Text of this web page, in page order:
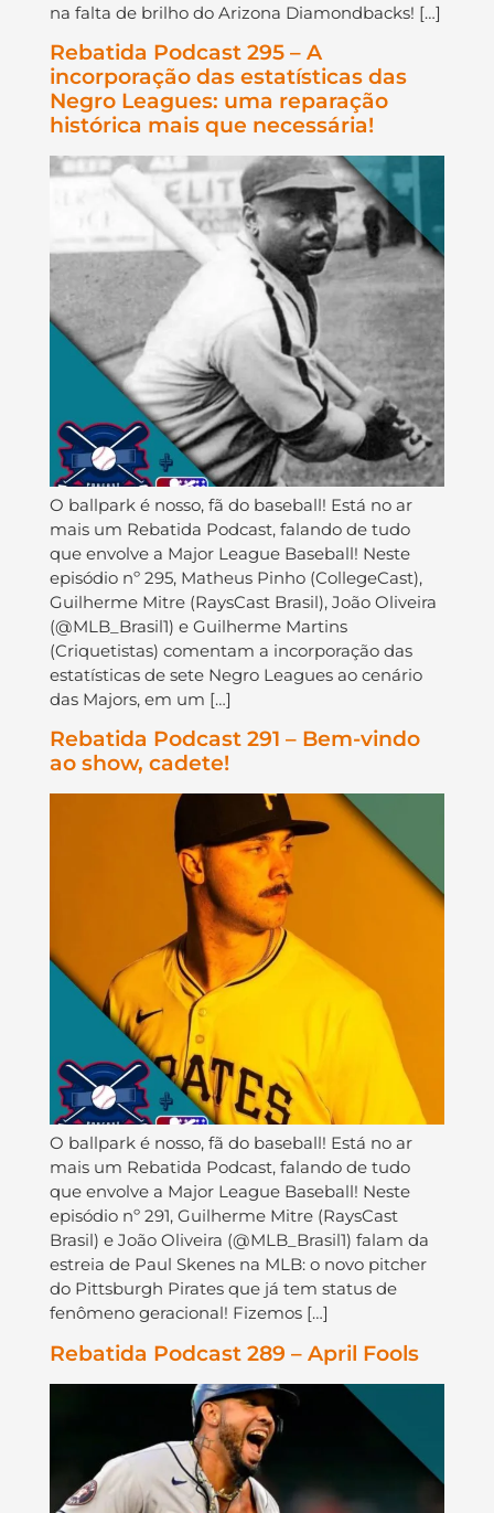
na falta de brilho do Arizona Diamondbacks! […]
Rebatida Podcast 295 – A
incorporação das estatísticas das
Negro Leagues: uma reparação
histórica mais que necessária!
O ballpark é nosso, fã do baseball! Está no ar
mais um Rebatida Podcast, falando de tudo
que envolve a Major League Baseball! Neste
episódio nº 295, Matheus Pinho (CollegeCast),
Guilherme Mitre (RaysCast Brasil), João Oliveira
(@MLB_Brasil1) e Guilherme Martins
(Criquetistas) comentam a incorporação das
estatísticas de sete Negro Leagues ao cenário
das Majors, em um […]
Rebatida Podcast 291 – Bem-vindo
ao show, cadete!
O ballpark é nosso, fã do baseball! Está no ar
mais um Rebatida Podcast, falando de tudo
que envolve a Major League Baseball! Neste
episódio nº 291, Guilherme Mitre (RaysCast
Brasil) e João Oliveira (@MLB_Brasil1) falam da
estreia de Paul Skenes na MLB: o novo pitcher
do Pittsburgh Pirates que já tem status de
fenômeno geracional! Fizemos […]
Rebatida Podcast 289 – April Fools